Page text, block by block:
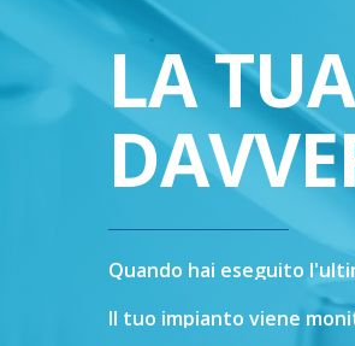
LA
Quando hai eseguito
Il tuo impianto viene